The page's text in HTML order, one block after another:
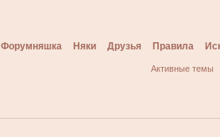
Форумняшка Няки Друзья Правила
Активные темы